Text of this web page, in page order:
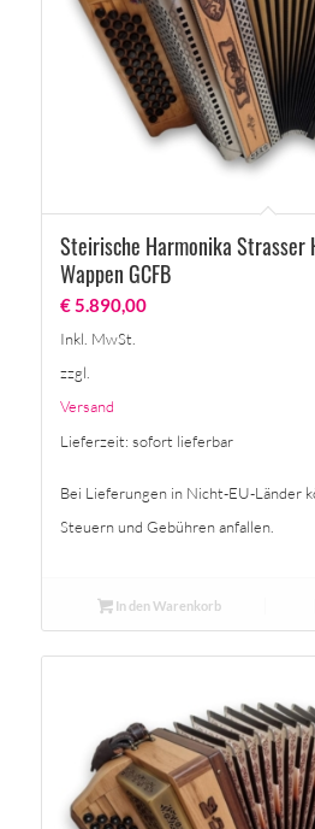
Steirische Harmonika Strasser
Wappen GCFB
€5.890,00
Inkl. MwSt.
zzgl.
Versand
Lieferzeit: sofort lieferbar
Bei Lieferungen in Nicht-EU-Länder
Steuern und Gebühren anfallen.
In den Warenkorb